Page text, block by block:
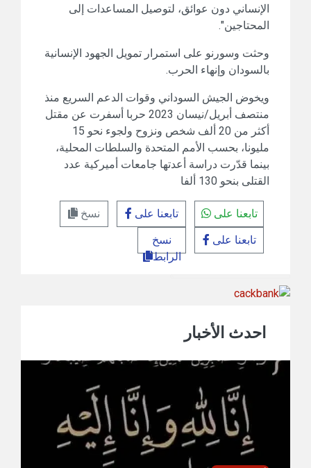
الإنساني دون عوائق، لتوصيل المساعدات إلى
المحتاجين".
وحثت وسورنو على استمرار تمويل الجهود الإنسانية
بالسودان وإنهاء الحرب.
ويخوض الجيش السوداني وقوات الدعم السريع منذ
منتصف أبريل/نيسان 2023 حربا أسفرت عن مقتل
أكثر من 20 ألف شخص ونزوح ولجوء نحو 15
مليونا، بحسب الأمم المتحدة والسلطات المحلية،
بينما قدّرت دراسة أعدتها جامعات أميركية عدد
القتلى بنحو 130 ألفا
تابعنا على تابعنا على
نسخ
تابعنا على
نسخ
الرابط
احدث الأخبار